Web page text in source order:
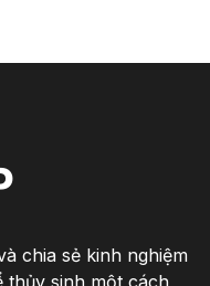
chia sẻ kinh nghiệm